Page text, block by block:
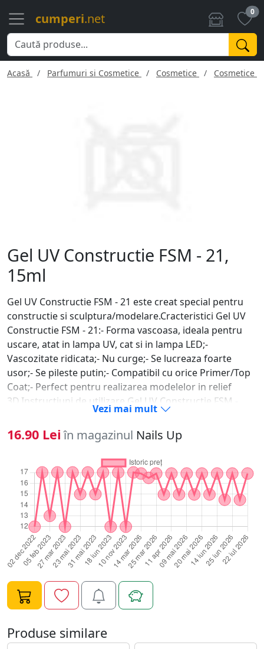
cumperi.net 0
Acasă Parfumuri si Cosmetice Cosmetice Cosmetice
Gel UV Constructie FSM - 21,
15ml
Gel UV Constructie FSM - 21 este creat special pentru
constructie si sculptura/modelare.Cracteristici Gel UV
Constructie FSM - 21:- Forma vascoasa, ideala pentru
uscare, atat in lampa UV, cat si in lampa LED;-
Vascozitate ridicata;- Nu curge;- Se lucreaza foarte
usor;- Se pileste putin;- Compatibil cu orice Primer/Top
Coat;- Perfect pentru realizarea modelelor in relief
3D.Instructiuni de utilizare Gel UV Constructie FSM -
21:1. Se pregateste unghia naturala (degresare,
indepartare cuticula, pilire, matuire);2. Aplicati
tipsul/sablonul daca este cazul;3. Se aplica primer doar
pe unghia naturala;4. Dupa ce primerul s-a uscat, luati
cu o pensula o cantitate mica de Gel UV Constructie
FSM - 21 pe care o aplicati periat pe toata unghia;5.
Polimerizati 120 de secunde la lampa UV sau 60 de
secunde la LED;6. Aplicati apoi o cantitate potrivita de
Gel UV Constructie FSM - 21 in mijlocul unghiei;7. Se
intinde cu atentie pe toata suprafata unghiei, cu miscari
circulare, fara sa lasati gelul sa curga in zona cuticulei;8.
Polimerizati 2 minue UV/60 de secunde LED;9. Degresati
pentru fixare;10. Piliti unghia in forma dorita si, apoi,
periati pe toata suprafata unghiei un ultim strat subtire
de Gel UV Constructie FSM - 21;11. Polimerizati 120 de
secunde LED sau 3 minute UV;12. Degresati cu
cleaner.Specificatii Gel UV Constructie FSM - 21:Tip
Vezi mai mult
16.90 Lei în magazinul Nails Up
Produse similare